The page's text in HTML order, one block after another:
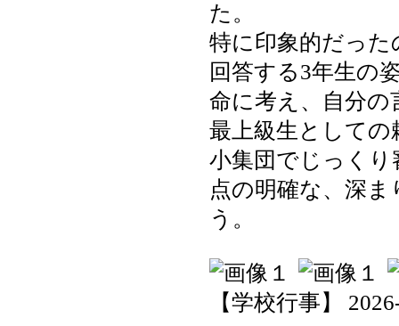
た。
特に印象的だっ
回答する3年生の
命に考え、自分
最上級生として
小集団でじっく
点の明確な、深
う。
【学校行事】